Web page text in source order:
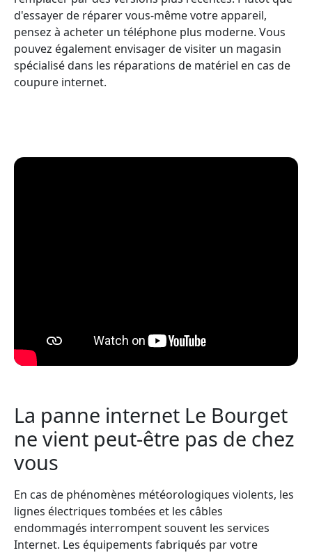
d'essayer de réparer vous-même votre appareil,
pensez à acheter un téléphone plus moderne. Vous
pouvez également envisager de visiter un magasin
spécialisé dans les réparations de matériel en cas de
coupure internet.
La panne internet Le Bourget
ne vient peut-être pas de chez
vous
En cas de phénomènes météorologiques violents, les
lignes électriques tombées et les câbles
endommagés interrompent souvent les services
Internet. Les équipements fabriqués par votre